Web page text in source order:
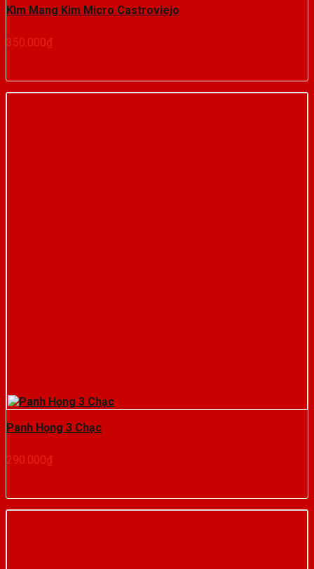
Kìm Mang Kim Micro Castroviejo
350.000₫
Panh Họng 3 Chạc
290.000₫